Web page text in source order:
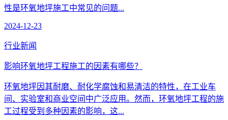
性是环氧地坪施工中常见的问题...
2024-12-23
行业新闻
影响环氧地坪工程施工的因素有哪些？
环氧地坪因其耐磨、耐化学腐蚀和易清洁的特性，在工业车
间、实验室和商业空间中广泛应用。然而，环氧地坪工程的施
工过程受到多种因素的影响，这...